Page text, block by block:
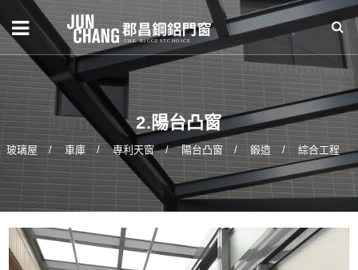
2.陽台凸窗
玻璃屋 車庫 專利天窗 陽台凸窗 鍛造 綜合工程